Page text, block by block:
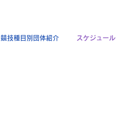
競技種目別団体紹介 スケジュール